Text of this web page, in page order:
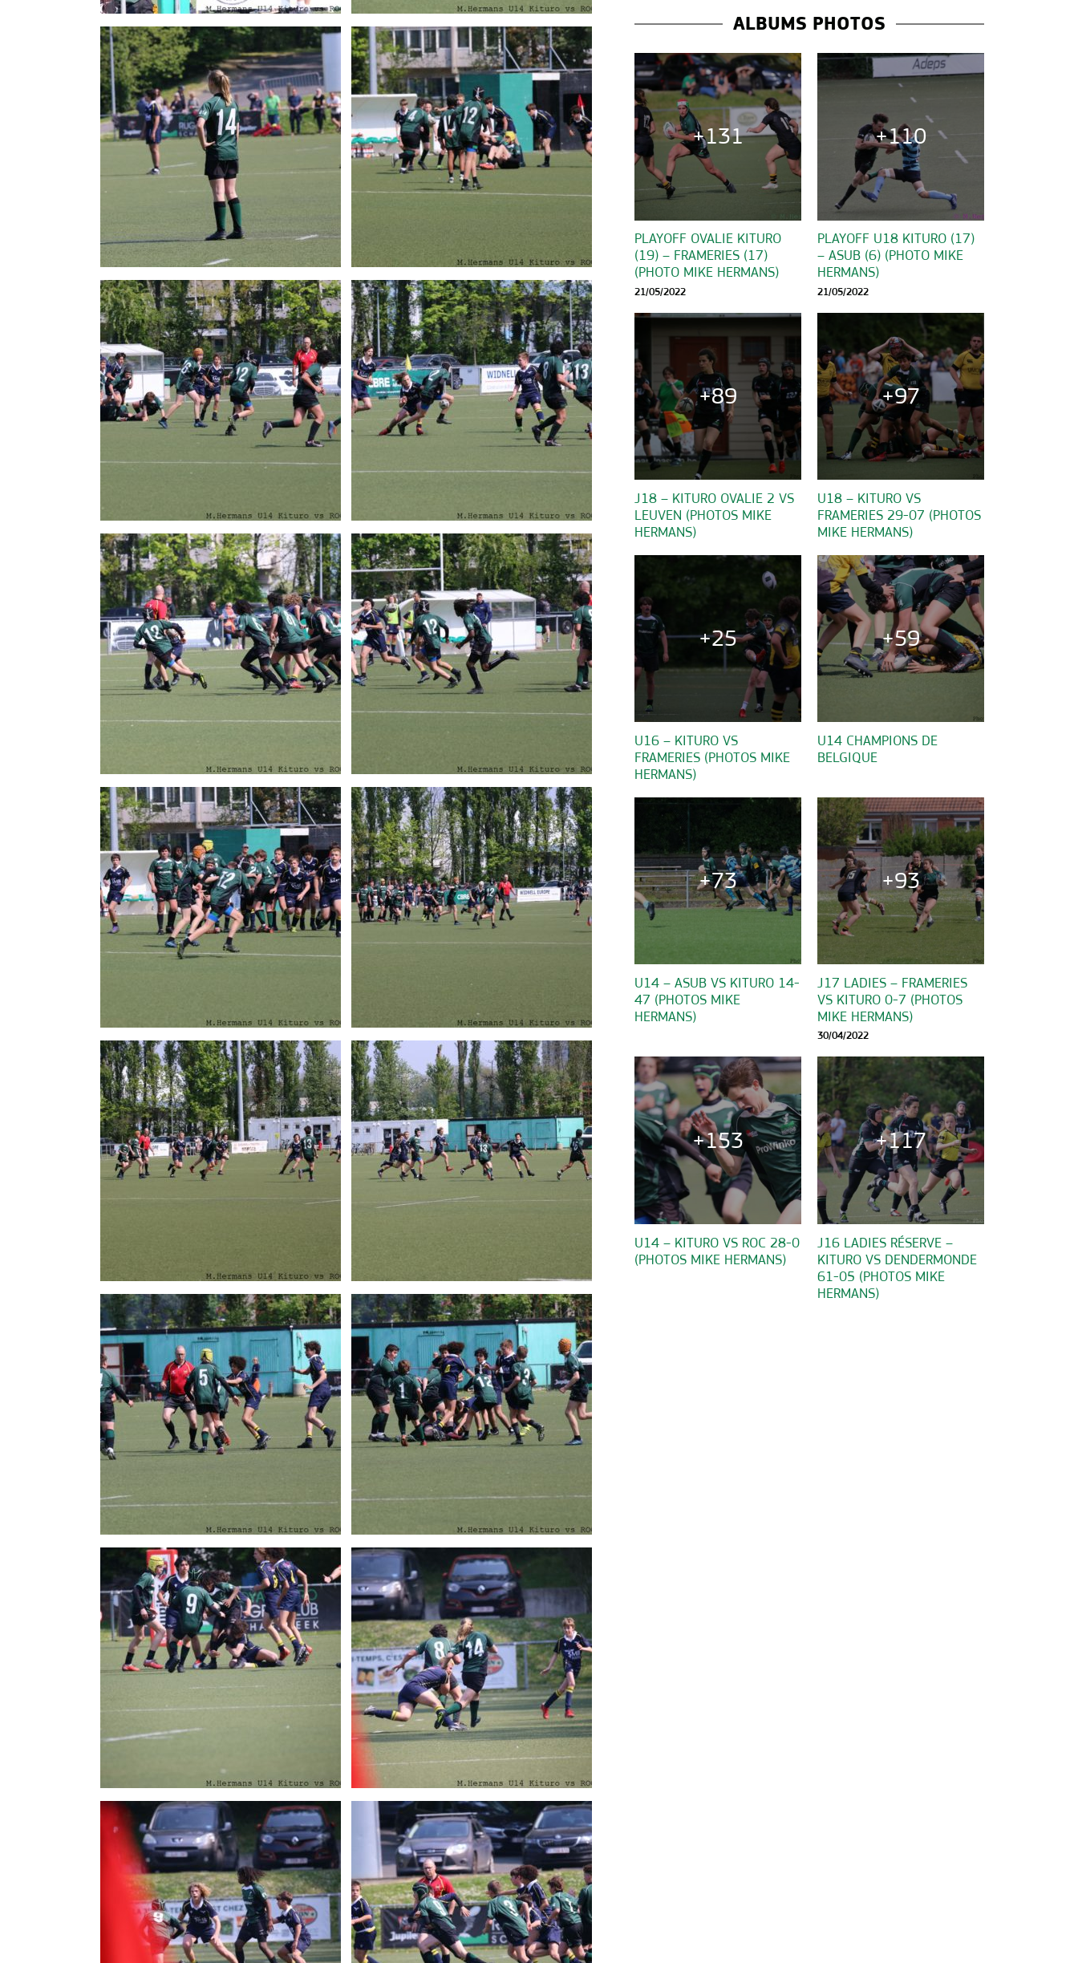
ALBUMS PHOTOS
+131
PLAYOFF OVALIE KITURO
(19) – FRAMERIES (17)
(PHOTO MIKE HERMANS)
21/05/2022
+110
PLAYOFF U18 KITURO (17)
– ASUB (6) (PHOTO MIKE
HERMANS)
21/05/2022
+89
J18 – KITURO OVALIE 2 VS
LEUVEN (PHOTOS MIKE
HERMANS)
+97
U18 – KITURO VS
FRAMERIES 29-07 (PHOTOS
MIKE HERMANS)
+25
U16 – KITURO VS
FRAMERIES (PHOTOS MIKE
HERMANS)
+59
U14 CHAMPIONS DE
BELGIQUE
+73
U14 – ASUB VS KITURO 14-
47 (PHOTOS MIKE
HERMANS)
+93
J17 LADIES – FRAMERIES
VS KITURO 0-7 (PHOTOS
MIKE HERMANS)
30/04/2022
+153
U14 – KITURO VS ROC 28-0
(PHOTOS MIKE HERMANS)
+117
J16 LADIES RÉSERVE –
KITURO VS DENDERMONDE
61-05 (PHOTOS MIKE
HERMANS)